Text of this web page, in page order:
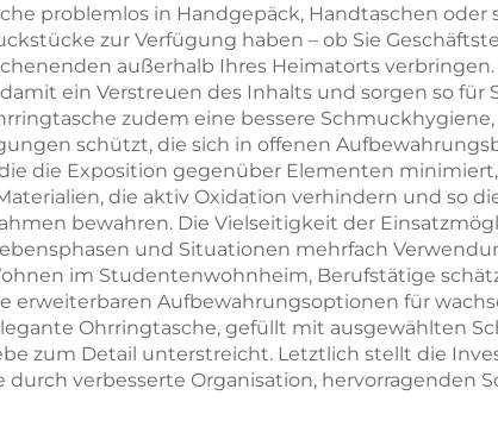
problemlos in Handgepäck, Handtaschen oder
zur Verfügung haben – ob Sie
außerhalb Ihres Heimatorts verbringen.
ein Verstreuen des Inhalts und sorgen so
zudem eine bessere
schützt, die sich in offenen
die Exposition gegenüber Elementen
die aktiv Oxidation verhindern und so
bewahren. Die Vielseitigkeit der
und Situationen mehrfach
im Studentenwohnheim, Berufstätige
erweiterbaren Aufbewahrungsoptionen für
Ohrringtasche, gefüllt mit ausgewählten
zum Detail unterstreicht. Letztlich stellt die
verbesserte Organisation, hervorragenden